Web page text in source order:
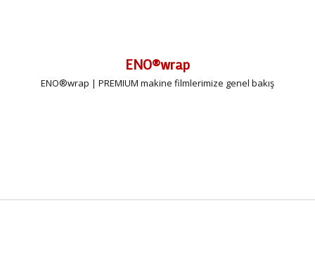
ENO®wrap
ENO®wrap | PREMIUM makine filmlerimize genel bakış